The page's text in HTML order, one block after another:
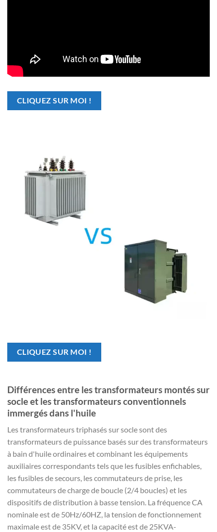
CLIQUEZ SUR MOI !
CLIQUEZ SUR MOI !
Différences entre les transformateurs montés sur
socle et les transformateurs conventionnels
immergés dans l'huile
Les transformateurs triphasés sur socle sont des
transformateurs de puissance basés sur des transformateurs
à bain d'huile ordinaires et combinant les équipements
auxiliaires correspondants tels que les fusibles enfichables,
les fusibles de secours, les commutateurs de prise, les
commutateurs de charge de boucle (2/4 boucles) et les
dispositifs de distribution à basse tension. La fréquence CA
nominale est de 50Hz/60HZ, la tension de fonctionnement
maximale est de 35KV, et la capacité est de 25KVA-